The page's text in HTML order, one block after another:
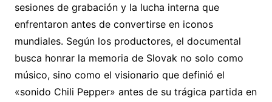
sesiones de grabación y la lucha interna que
enfrentaron antes de convertirse en iconos
mundiales. Según los productores, el documental
busca honrar la memoria de Slovak no solo como
músico, sino como el visionario que definió el
«sonido Chili Pepper» antes de su trágica partida en